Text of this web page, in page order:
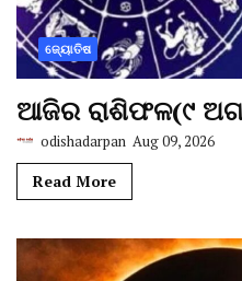
ଜ୍ୟୋତିଷ
ଆଜିର ରାଶିଫଳ(୯
odishadarpan Aug 09, 2026
Read More